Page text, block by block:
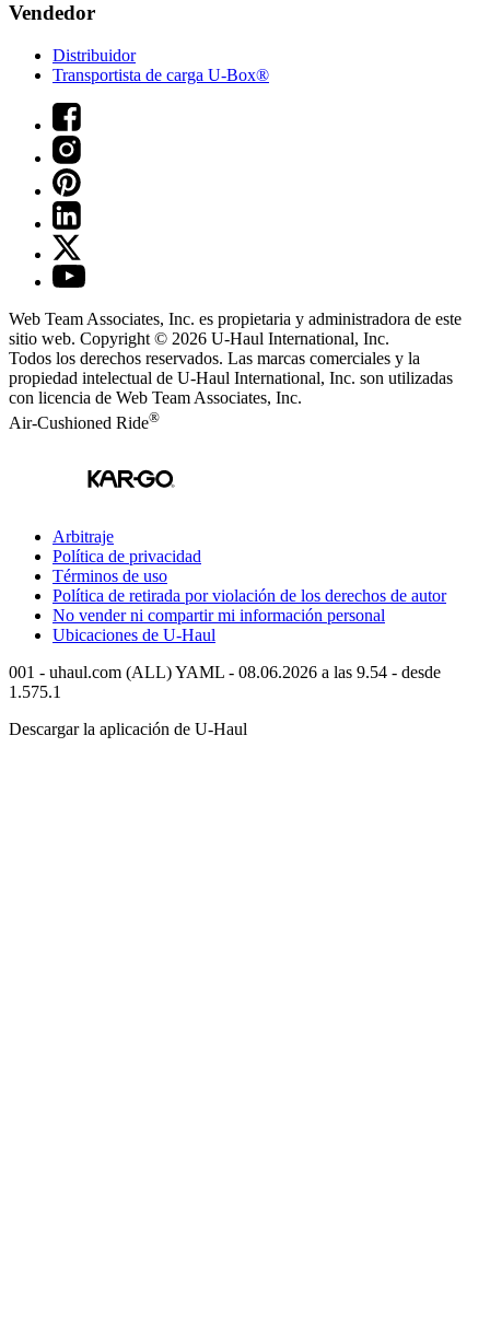
Vendedor
Distribuidor
Transportista de carga U-Box®
Web Team Associates, Inc. es propietaria y administradora de este
sitio web. Copyright © 2026 U-Haul International, Inc.
Todos los derechos reservados. Las marcas comerciales y la
propiedad intelectual de U-Haul International, Inc. son utilizadas
con licencia de Web Team Associates, Inc.
Air-Cushioned Ride®
Arbitraje
Política de privacidad
Términos de uso
Política de retirada por violación de los derechos de autor
No vender ni compartir mi información personal
Ubicaciones de U-Haul
001 - uhaul.com (ALL) YAML - 08.06.2026 a las 9.54 - desde
1.575.1
Descargar la aplicación de U-Haul